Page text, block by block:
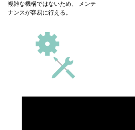
複雑な機構ではないため、 メンテ
ナンスが容易に行える。